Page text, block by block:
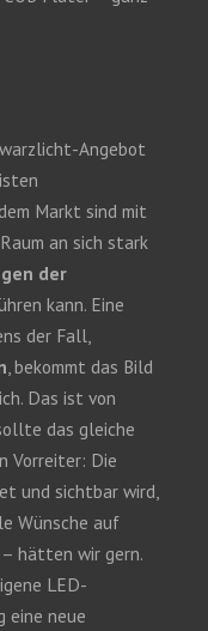
Angebot
Markt sind mit
an sich stark
der
kann. Eine
der Fall,
, bekommt das Bild
Das ist von
das gleiche
Vorreiter: Die
und sichtbar wird,
Wünsche auf
hätten wir gern.
LED-
eine neue